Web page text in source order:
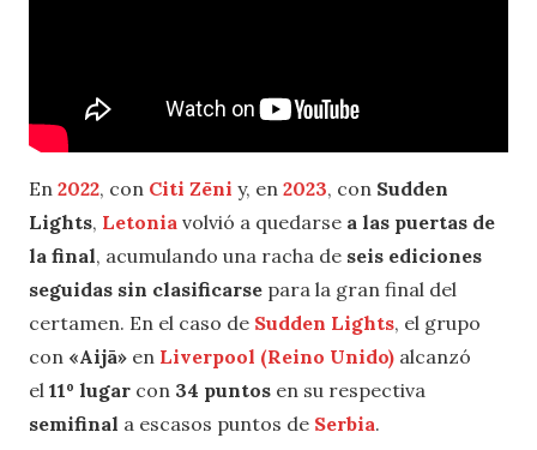
En 2022, con Citi Zēni y, en 2023, con Sudden
Lights, Letonia volvió a quedarse a las puertas de
la final, acumulando una racha de seis ediciones
seguidas sin clasificarse para la gran final del
certamen. En el caso de Sudden Lights, el grupo
con «Aijā» en Liverpool (Reino Unido) alcanzó
el 11º lugar con 34 puntos en su respectiva
semifinal a escasos puntos de Serbia.